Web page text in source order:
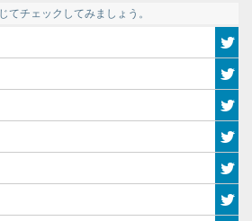
チェックしてみましょう。